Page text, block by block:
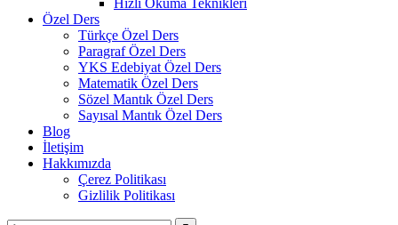
Özel Ders
Türkçe Özel Ders
Paragraf Özel Ders
YKS Edebiyat Özel Ders
Matematik Özel Ders
Sözel Mantık Özel Ders
Sayısal Mantık Özel Ders
Blog
İletişim
Hakkımızda
Çerez Politikası
Gizlilik Politikası